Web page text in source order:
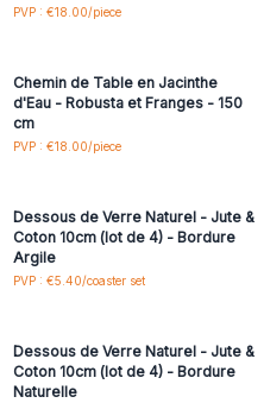
PVP : €18.00/piece
Connectez-vous ou
Chemin de Table en Jacinthe
d'Eau - Robusta et Franges - 150
cm
PVP : €18.00/piece
Connectez-vous ou
Dessous de Verre Naturel - Jute &
Coton 10cm (lot de 4) - Bordure
Argile
PVP : €5.40/coaster set
Connectez-vous ou
Dessous de Verre Naturel - Jute &
Coton 10cm (lot de 4) - Bordure
Naturelle